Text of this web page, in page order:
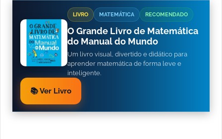
LIVRO MATEMÁTICA RECOMENDADO
O Grande Livro de Matemática
do Manual do Mundo
Um livro visual, divertido e didático para
aprender matemática de forma leve e
inteligente.
📚 Ver Livro